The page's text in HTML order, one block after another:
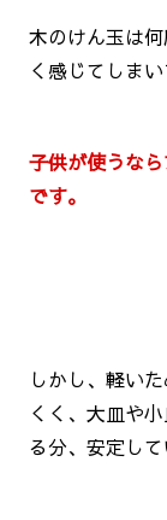
木のけん玉は
く感じてしまい
子供が使うな
です。
しかし、軽い
くく、大皿や
る分、安定し